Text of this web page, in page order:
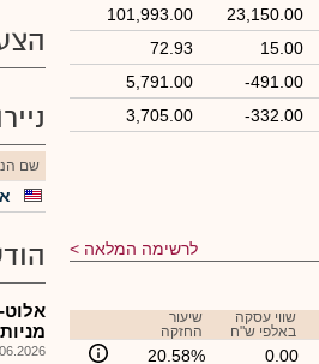
23,150.00
101,993.00
15.00
72.93
-491.00
5,791.00
-332.00
3,705.00
לרשימה המלאה
שווי עסקה
באלפי ש"ח
שיעור
החזקה
0.00
20.58%
שם
מניות
13:16